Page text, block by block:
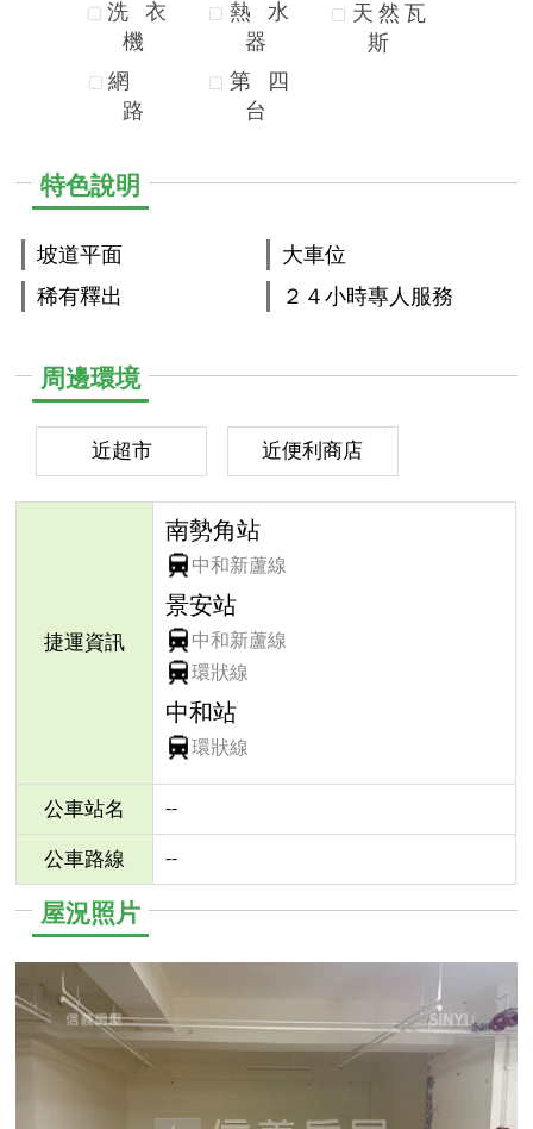
洗
衣
機
網
路
熱
水
器
第
四
台
天 然 瓦
斯
特色說明
坡道平面
稀有釋出
大車位
２４小時專人服務
周邊環境
近超市 近便利商店
捷運資訊
南勢角站
中和新蘆線
景安站
中和新蘆線
環狀線
中和站
環狀線
公車站名 --
公車路線 --
屋況照片